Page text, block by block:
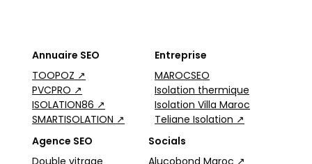
Annuaire SEO
TOOPOZ ↗
PVCPRO ↗
ISOLATION86 ↗
SMARTISOLATION ↗
Entreprise
MAROCSEO
Isolation thermique
Isolation Villa Maroc
Teliane Isolation ↗
Agence SEO
Socials